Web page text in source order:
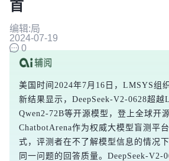
首
编辑:局
2024-07-19
0
美国时间2024年7月16日，LMSYS组
新结果显示，DeepSeek-V2-0628超越
Qwen2-72B等开源模型，登上全球开
ChatbotArena作为权威大模型盲测平
式，评测者在不了解模型信息的情况
同一问题的回答质量。DeepSeek-V2-